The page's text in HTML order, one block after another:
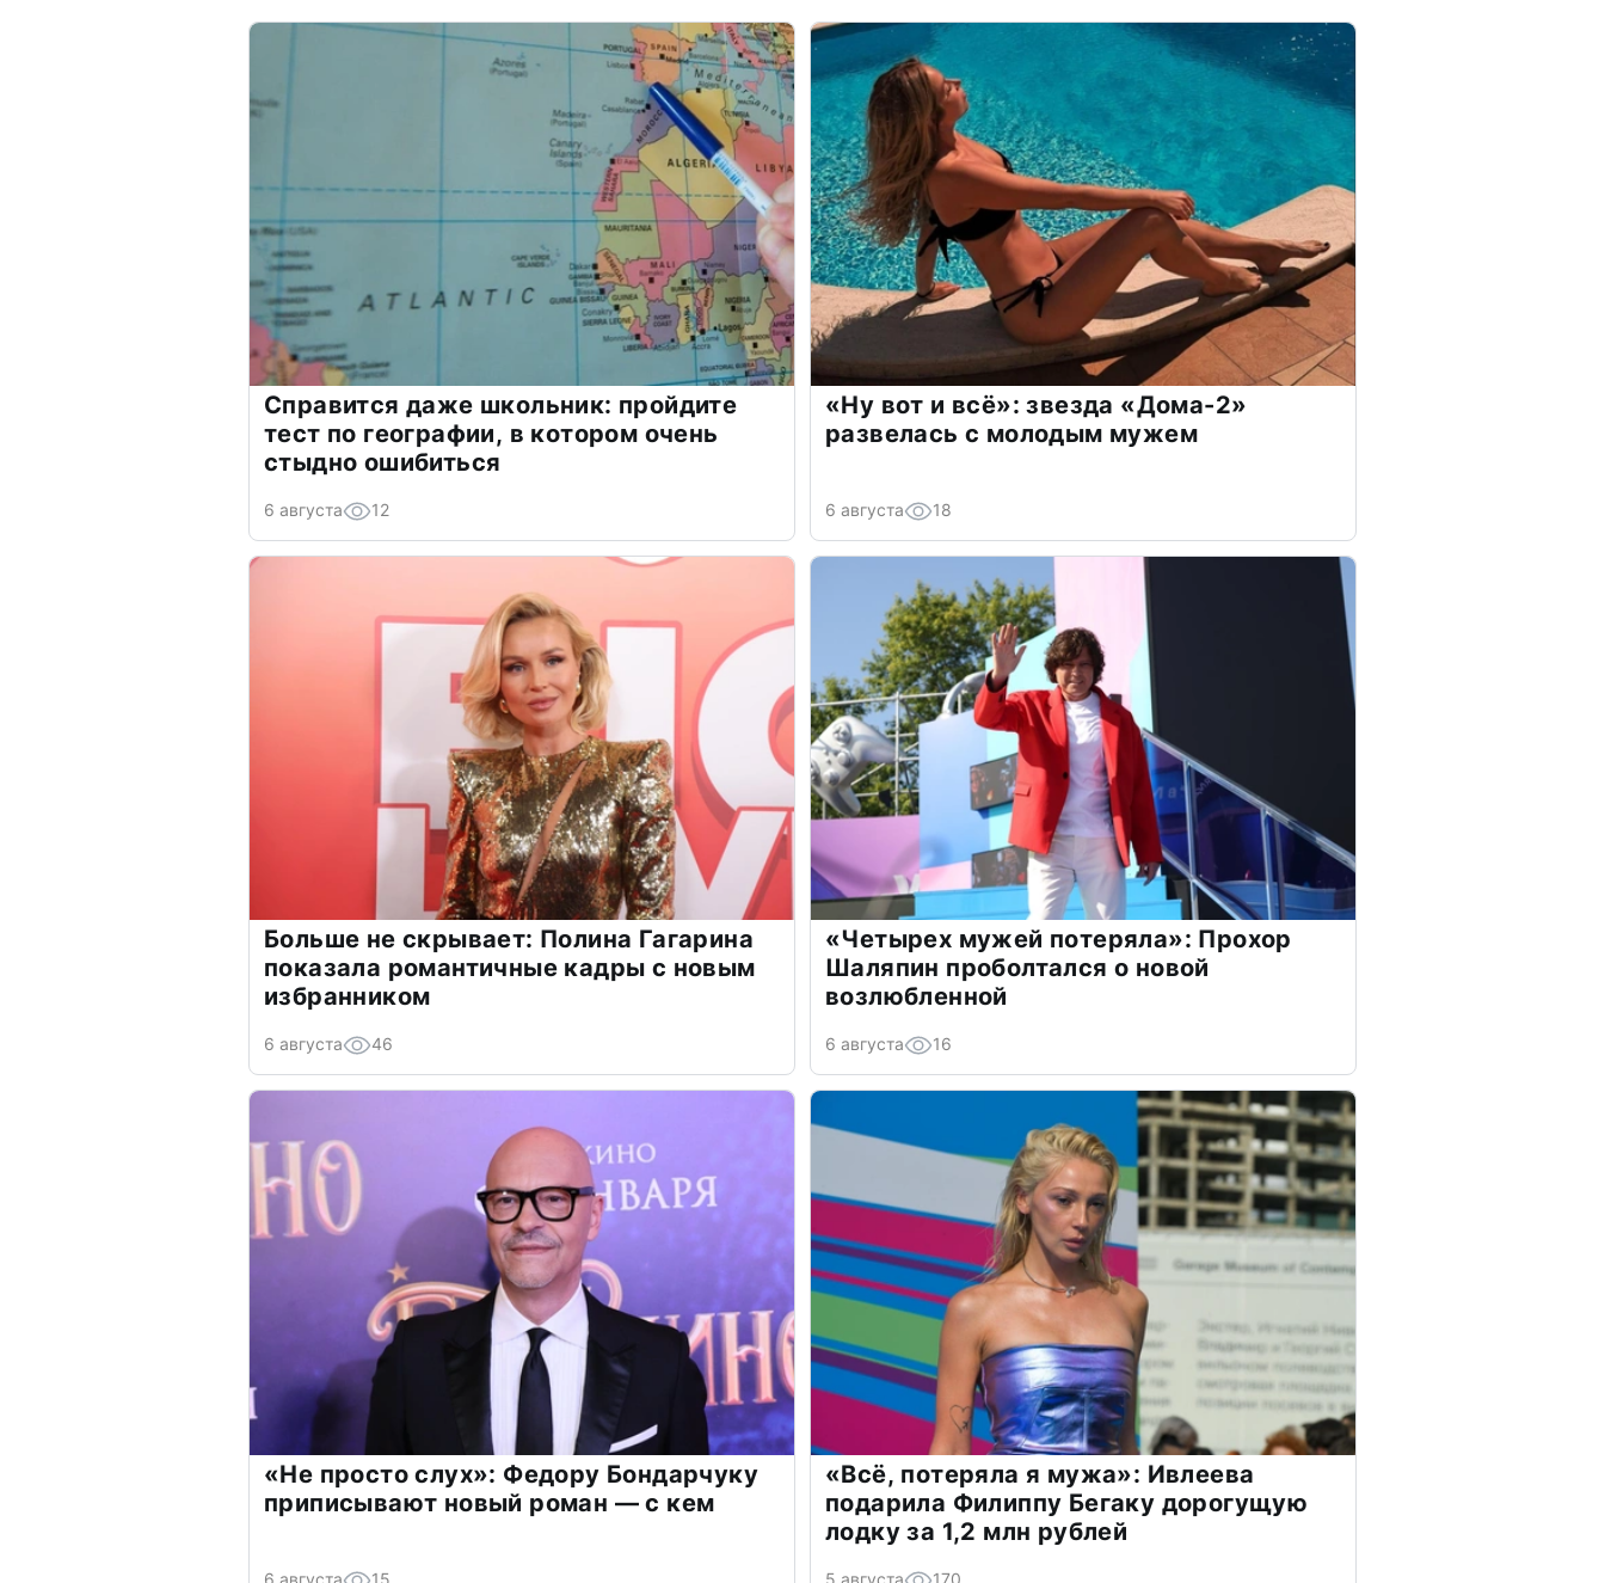
Справится даже школьник: пройдите
тест по географии, в котором очень
стыдно ошибиться
6 августа 12
«Ну вот и всё»: звезда «Дома-2»
развелась с молодым мужем
6 августа 18
Больше не скрывает: Полина Гагарина
показала романтичные кадры с новым
избранником
6 августа 46
«Четырех мужей потеряла»: Прохор
Шаляпин проболтался о новой
возлюбленной
6 августа 16
«Не просто слух»: Федору Бондарчуку
приписывают новый роман — с кем
6 августа 15
«Всё, потеряла я мужа»: Ивлеева
подарила Филиппу Бегаку дорогущую
лодку за 1,2 млн рублей
5 августа 170